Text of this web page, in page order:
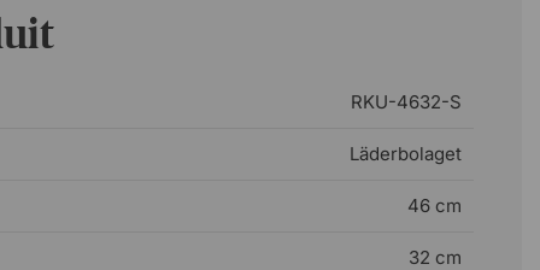
RKU-4632-S
Läderbolaget
46 cm
32 cm